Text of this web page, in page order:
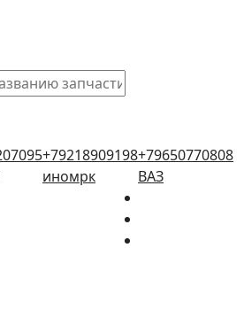
+79218909198
иномрк
+79650770808
ВАЗ